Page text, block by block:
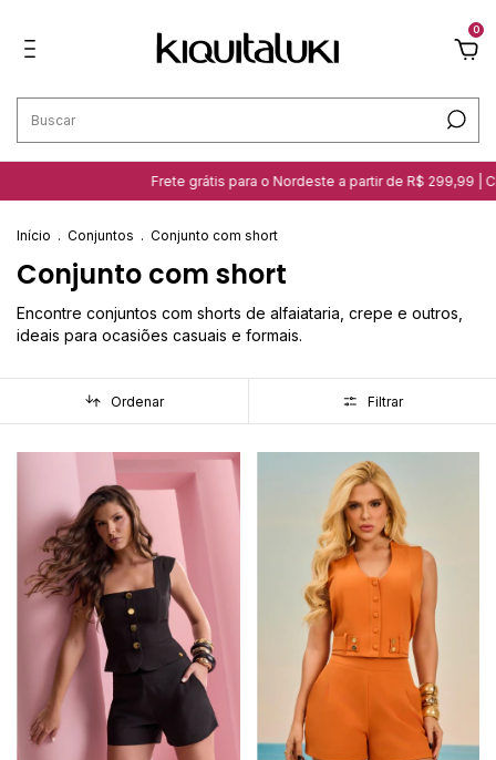
0
Frete grátis para o Nordeste a partir de R$ 299,99 | Clique aqui e
Início . Conjuntos . Conjunto com short
Conjunto com short
Encontre conjuntos com shorts de alfaiataria, crepe e outros,
ideais para ocasiões casuais e formais.
Ordenar Filtrar